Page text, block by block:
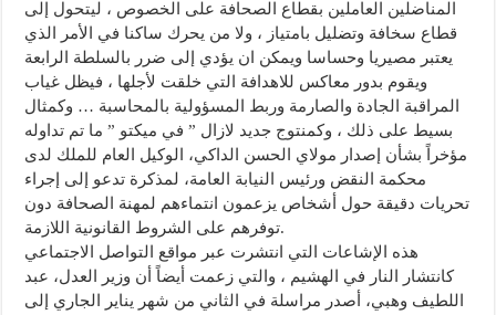
المناضلين العاملين بقطاع الصحافة على الخصوص ، ليتحول إلى
قطاع سخافة وتضليل بامتياز ، ولا من يحرك ساكنا في الأمر الذي
يعتبر مصيريا وحساسا ويمكن ان يؤدي إلى ضرر بالسلطة الرابعة
ويقوم بدور معاكس للاهدافة التي خلقت لأجلها ، فيظل غياب
المراقبة الجادة والصارمة وربط المسؤولية بالمحاسبة … وكمثال
بسيط على ذلك ، وكمنتوج جديد لازال ” في ميكتو ” ما تم تداوله
مؤخراً بشأن إصدار مولاي الحسن الداكي، الوكيل العام للملك لدى
محكمة النقض ورئيس النيابة العامة، لمذكرة تدعو إلى إجراء
تحريات دقيقة حول أشخاص يزعمون انتماءهم لمهنة الصحافة دون
توفرهم على الشروط القانونية اللازمة.
هذه الإشاعات التي انتشرت عبر مواقع التواصل الاجتماعي
كانتشار النار في الهشيم ، والتي زعمت أيضاً أن وزير العدل، عبد
اللطيف وهبي، أصدر مراسلة في الثاني من شهر يناير الجاري إلى